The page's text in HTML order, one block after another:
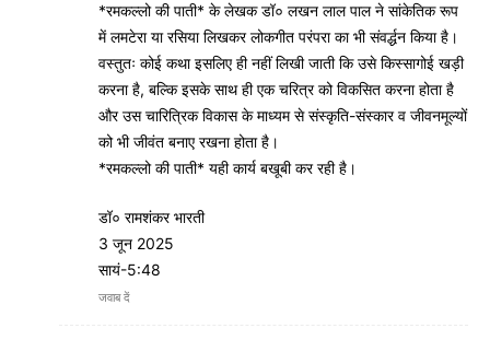
*रमकल्लो की पाती* के लेखक डॉ० लखन लाल पाल ने सांकेतिक रूप
में लमटेरा या रसिया लिखकर लोकगीत परंपरा का भी संवर्द्धन किया है।
वस्तुतः कोई कथा इसलिए ही नहीं लिखी जाती कि उसे किस्सागोई खड़ी
करना है, बल्कि इसके साथ ही एक चरित्र को विकसित करना होता है
और उस चारित्रिक विकास के माध्यम से संस्कृति-संस्कार व जीवनमूल्यों
को भी जीवंत बनाए रखना होता है।
*रमकल्लो की पाती* यही कार्य बखूबी कर रही है।
डॉ० रामशंकर भारती
3 जून 2025
सायं-5:48
जवाब दें